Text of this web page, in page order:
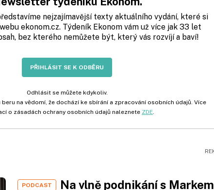
nejzajímavější texty aktuálního vydání, které si
ekonom.cz. Týdeník Ekonom vám už více jak 33 let
bez kterého nemůžete být, který vás rozvíjí a baví!
PŘIHLÁSIT SE K ODBĚRU
Odhlásit se můžete kdykoliv.
na vědomí, že dochází ke sbírání a zpracování osobních údajů. Více
o zásadách ochrany osobních údajů naleznete ZDE
PODCAST Na vlně podnikání s Markem